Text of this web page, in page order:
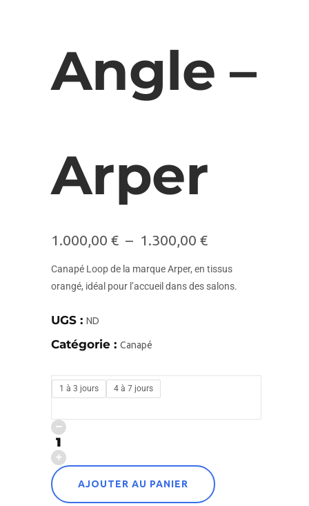
Angle –
Arper
1.000,00 € – 1.300,00 €
Canapé Loop de la marque Arper, en tissus
orangé, idéal pour l’accueil dans des salons.
UGS : ND
Catégorie : Canapé
1 à 3 jours 4 à 7 jours
AJOUTER AU PANIER